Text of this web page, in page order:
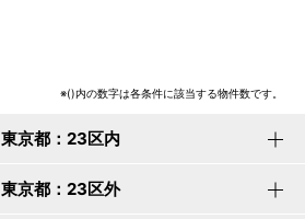
※()内の数字は各条件に該当する物件数です。
東京都：23区内
東京都：23区外